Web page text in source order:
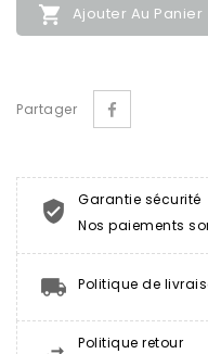
 Ajouter Au Panier
Partager
Garantie sécurité
Nos paiements
Politique de
Politique retour